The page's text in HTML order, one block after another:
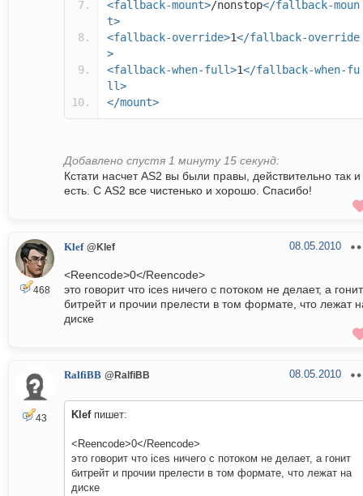
<fallback-mount>/nonstop</fallback-moun
t>
<fallback-override>1</fallback-override
>
<fallback-when-full>1</fallback-when-fu
ll>
</mount>
Добавлено спустя 1 минуту 15 секунд:
Кстати насчет AS2 вы были правы, действительно так и
есть. С AS2 все чистенько и хорошо. Спасибо!
468
Klef @Klef 08.05.2010
<Reencode>0</Reencode>
это говорит что ices ничего с потоком не делает, а гонит
битрейт и прочии прелести в том формате, что лежат
диске
43
RalfiBB @RalfiBB 08.05.2010
Klefпишет:
<Reencode>0</Reencode>
это говорит что ices ничего с потоком не делает, а гонит
битрейт и прочии прелести в том формате, что лежат на
диске